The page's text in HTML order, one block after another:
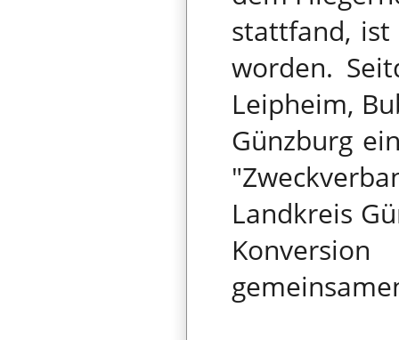
stattfand,
worden.
Leipheim,
Günzburg
Landkreis